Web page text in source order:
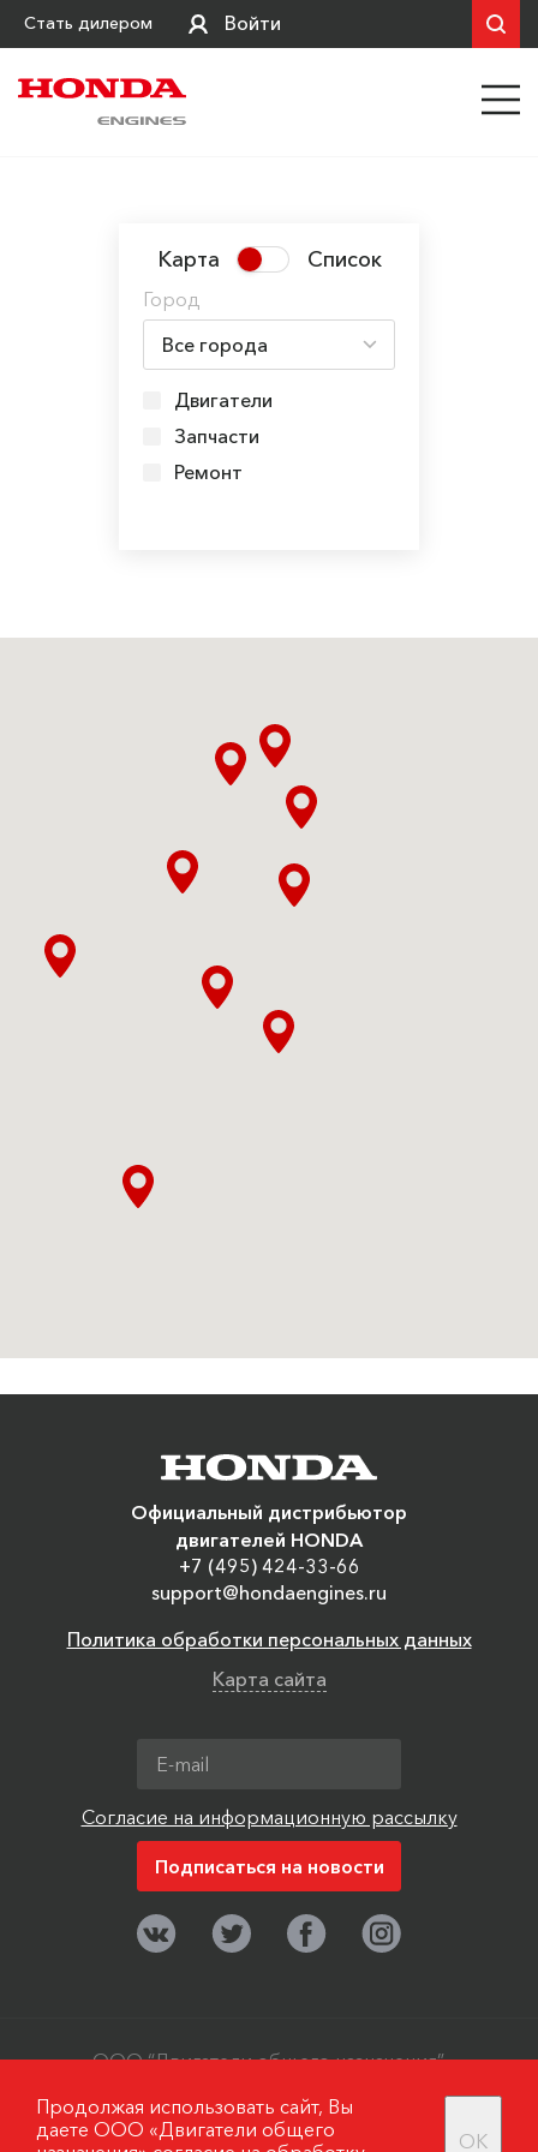
Стать дилером Войти
Карта Список
Город
Двигатели
Запчасти
Ремонт
Официальный дистрибьютор
двигателей HONDA
+7 (495) 424-33-66
support@hondaengines.ru
Политика обработки персональных данных
Карта сайта
Согласие на информационную рассылку
ООО “Двигатели общего назначения”,
2006-2019
Продолжая использовать сайт, Вы
даете ООО «Двигатели общего
OK